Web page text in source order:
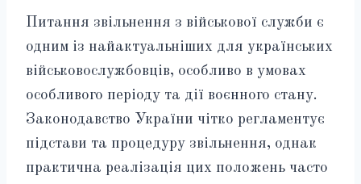
Питання звільнення з військової служби є
одним із найактуальніших для українських
військовослужбовців, особливо в умовах
особливого періоду та дії воєнного стану.
Законодавство України чітко регламентує
підстави та процедуру звільнення, однак
практична реалізація цих положень часто